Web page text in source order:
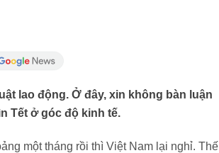
lao động. Ở đây, xin không bàn luận
Tết ở góc độ kinh tế.
một tháng rồi thì Việt Nam lại nghỉ. Thế